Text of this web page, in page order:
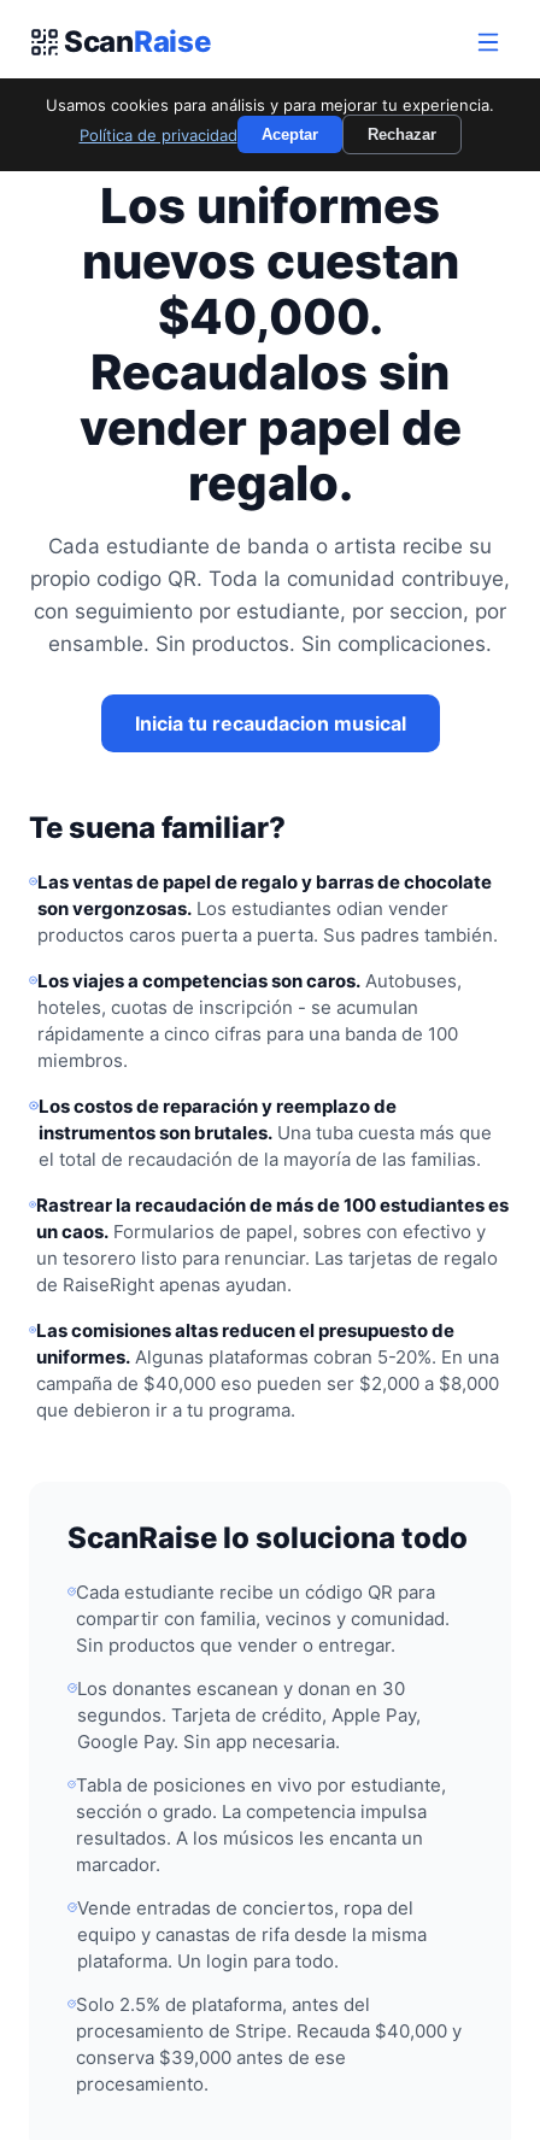
ScanRaise
Usamos cookies para análisis y para mejorar tu experiencia.
Política de privacidad
Aceptar
Rechazar
PARA PROGRAMAS DE BANDA Y COROS
Los uniformes
nuevos cuestan
$40,000.
Recaudalos sin
vender papel de
regalo.
Cada estudiante de banda o artista recibe su
propio codigo QR. Toda la comunidad contribuye,
con seguimiento por estudiante, por seccion, por
ensamble. Sin productos. Sin complicaciones.
Inicia tu recaudacion musical
Te suena familiar?
Las ventas de papel de regalo y barras de chocolate
son vergonzosas. Los estudiantes odian vender
productos caros puerta a puerta. Sus padres también.
Los viajes a competencias son caros. Autobuses,
hoteles, cuotas de inscripción - se acumulan
rápidamente a cinco cifras para una banda de 100
miembros.
Los costos de reparación y reemplazo de
instrumentos son brutales.Una tuba cuesta más que
el total de recaudación de la mayoría de las familias.
Rastrear la recaudación de más de 100 estudiantes es
un caos.Formularios de papel, sobres con efectivo y
un tesorero listo para renunciar. Las tarjetas de regalo
de RaiseRight apenas ayudan.
Las comisiones altas reducen el presupuesto de
uniformes.Algunas plataformas cobran 5-20%. En una
campaña de $40,000 eso pueden ser $2,000 a $8,000
que debieron ir a tu programa.
ScanRaise lo soluciona todo
Cada estudiante recibe un código QR para
compartir con familia, vecinos y comunidad.
Sin productos que vender o entregar.
Los donantes escanean y donan en 30
segundos. Tarjeta de crédito, Apple Pay,
Google Pay. Sin app necesaria.
Tabla de posiciones en vivo por estudiante,
sección o grado. La competencia impulsa
resultados. A los músicos les encanta un
marcador.
Vende entradas de conciertos, ropa del
equipo y canastas de rifa desde la misma
plataforma. Un login para todo.
Solo 2.5% de plataforma, antes del
procesamiento de Stripe. Recauda $40,000 y
conserva $39,000 antes de ese
procesamiento.